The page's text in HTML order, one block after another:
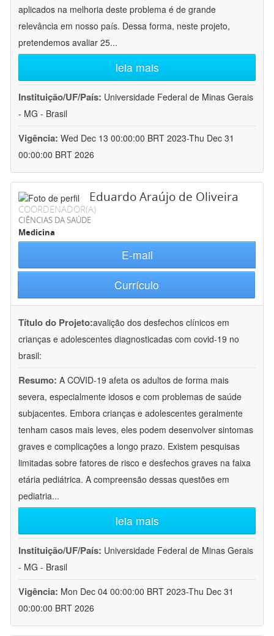
aplicados na melhoria deste problema é de grande
relevância em nosso país. Dessa forma, neste projeto,
pretendemos avaliar 25...
leia mais
Instituição/UF/País: Universidade Federal de Minas Gerais
- MG - Brasil
Vigência: Wed Dec 13 00:00:00 BRT 2023-Thu Dec 31
00:00:00 BRT 2026
Eduardo Araújo de Oliveira
COORDENADOR(A)
CIÊNCIAS DA SAÚDE
Medicina
E-mail
Currículo
Título do Projeto:avalição dos desfechos clínicos em
crianças e adolescentes diagnosticadas com covid-19 no
brasil:
Resumo: A COVID-19 afeta os adultos de forma mais
severa, especialmente idosos e com problemas de saúde
subjacentes. Embora crianças e adolescentes geralmente
tenham casos mais leves, eles podem desenvolver sintomas
graves e complicações a longo prazo. Existem pesquisas
limitadas sobre fatores de risco e desfechos graves na faixa
etária pediátrica. A compreensão dessas questões em
pediatria...
leia mais
Instituição/UF/País: Universidade Federal de Minas Gerais
- MG - Brasil
Vigência: Mon Dec 04 00:00:00 BRT 2023-Thu Dec 31
00:00:00 BRT 2026